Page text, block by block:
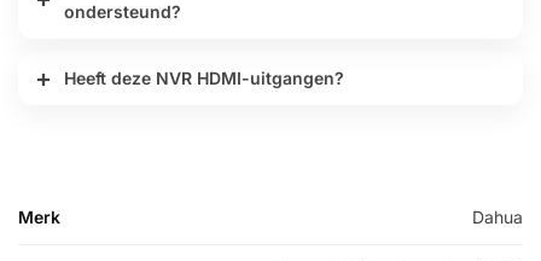
ondersteund?
Heeft deze NVR HDMI-uitgangen?
Merk Dahua